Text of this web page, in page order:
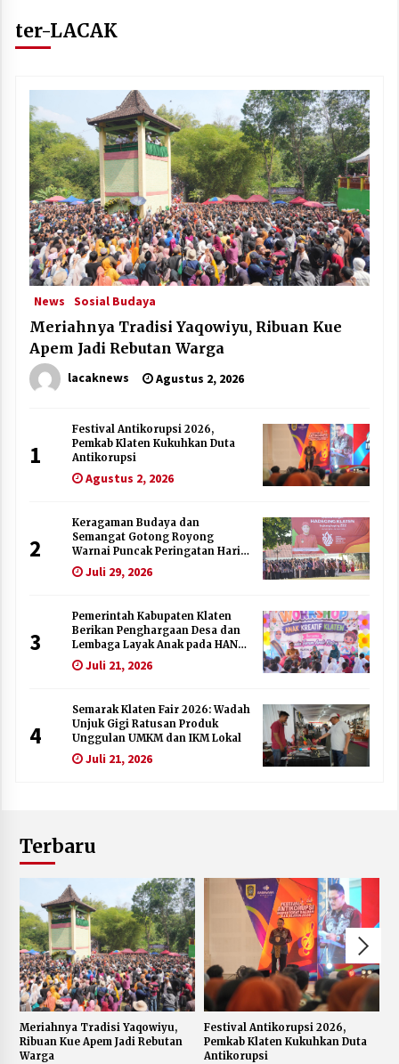
ter-LACAK
News Sosial Budaya
Meriahnya Tradisi Yaqowiyu, Ribuan Kue
Apem Jadi Rebutan Warga
lacaknews Agustus 2, 2026
1
Festival Antikorupsi 2026,
Pemkab Klaten Kukuhkan Duta
Antikorupsi
Agustus 2, 2026
2
Keragaman Budaya dan
Semangat Gotong Royong
Warnai Puncak Peringatan Hari
Jadi Klaten ke-222
Juli 29, 2026
3
Pemerintah Kabupaten Klaten
Berikan Penghargaan Desa dan
Lembaga Layak Anak pada HAN
2026Juli 21, 2026
4
Semarak Klaten Fair 2026: Wadah
Unjuk Gigi Ratusan Produk
Unggulan UMKM dan IKM Lokal
Juli 21, 2026
Terbaru
Meriahnya Tradisi Yaqowiyu,
Ribuan Kue Apem Jadi Rebutan
Warga
Festival Antikorupsi 2026,
Pemkab Klaten Kukuhkan Duta
Antikorupsi